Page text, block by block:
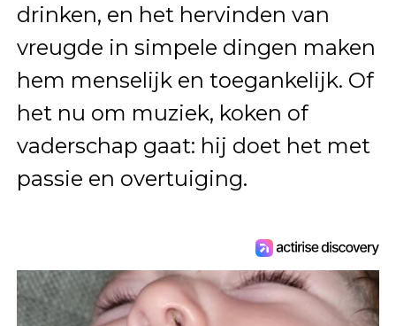
drinken, en het hervinden van
vreugde in simpele dingen maken
hem menselijk en toegankelijk. Of
het nu om muziek, koken of
vaderschap gaat: hij doet het met
passie en overtuiging.